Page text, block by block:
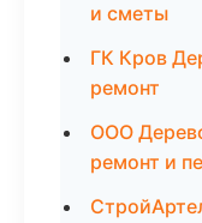
и сметы
ГК Кров
ремонт
ООО
ремонт и